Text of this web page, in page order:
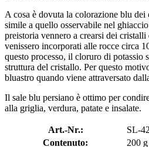
A cosa è dovuta la colorazione blu
simile a quello osservabile nel
preistoria vennero a crearsi dei cristalli
venissero incorporati alle rocce circa
questo processo, il cloruro di potassio
struttura del cristallo. Per questo
bluastro quando viene attraversato
Il sale blu persiano è ottimo per
alla griglia, verdura, patate e insalate.
Art.-Nr.:
SL-
Contenuto:
200 g